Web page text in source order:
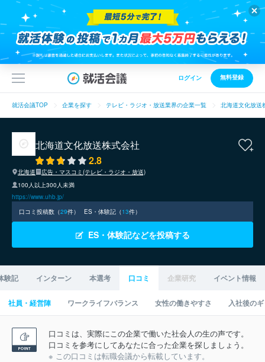
ログイン 無料登録
就活会議TOP 企業を探す テレビ・ラジオ・放送業界の企業一覧 北海道文化放送
北海道文化放送株式会社
2.8
北海道
広告・マスコミ(テレビ・ラジオ・放送)
100人以上300人未満
https://www.uhb.jp/
口コミ投稿数（29件） ES・体験記（13件）
ES・体験記などを投稿する
験記 インターン 本選考 口コミ 企業研究 イベント情報
社員・経営陣 ワークライフバランス 女性の働きやすさ 入社後の
口コミは、実際にこの企業で働いた社会人の生の声です。
口コミを参考にしてあなたに合った企業を探しましょう。
※ この口コミは転職会議から転載しています。